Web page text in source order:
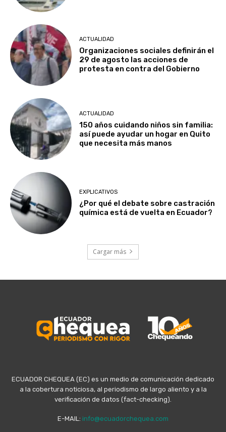
ACTUALIDAD
Organizaciones sociales definirán el
29 de agosto las acciones de
protesta en contra del Gobierno
ACTUALIDAD
150 años cuidando niños sin familia:
así puede ayudar un hogar en Quito
que necesita más manos
EXPLICATIVOS
¿Por qué el debate sobre castración
química está de vuelta en Ecuador?
Cargar más
ECUADOR CHEQUEA (EC) es un medio de comunicación dedicado
a la cobertura noticiosa, al periodismo de largo aliento y a la
verificación de datos (fact-checking).
E-MAIL: info@ecuadorchequea.com